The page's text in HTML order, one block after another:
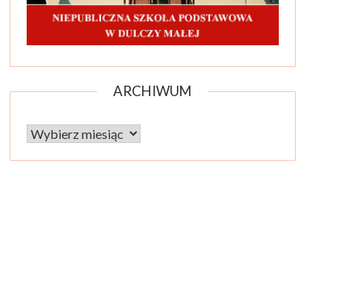
ARCHIWUM
Archiwum